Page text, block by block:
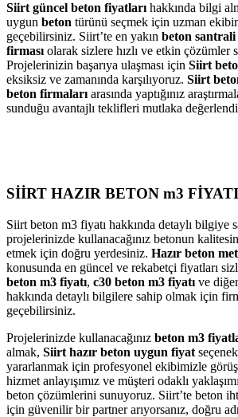
Siirt güncel beton fiyatları hakkında bilgi
uygun beton türünü seçmek için uzman
geçebilirsiniz. Siirt’te en yakın beton santrali
firması olarak sizlere hızlı ve etkin çözümler
Projelerinizin başarıya ulaşması için Siirt
eksiksiz ve zamanında karşılıyoruz. Siirt
beton firmaları arasında yaptığınız
sunduğu avantajlı teklifleri mutlaka
SİİRT HAZIR BETON m3 FİYATI
Siirt beton m3 fiyatı hakkında detaylı bilgiye
projelerinizde kullanacağınız betonun
etmek için doğru yerdesiniz. Hazır beton
konusunda en güncel ve rekabetçi fiyatları
beton m3 fiyatı, c30 beton m3 fiyatı ve
hakkında detaylı bilgilere sahip olmak için
geçebilirsiniz.
Projelerinizde kullanacağınız beton m3
almak, Siirt hazır beton uygun fiyat
yararlanmak için profesyonel ekibimizle
hizmet anlayışımız ve müşteri odaklı
beton çözümlerini sunuyoruz. Siirt’te beton
için güvenilir bir partner arıyorsanız, doğru